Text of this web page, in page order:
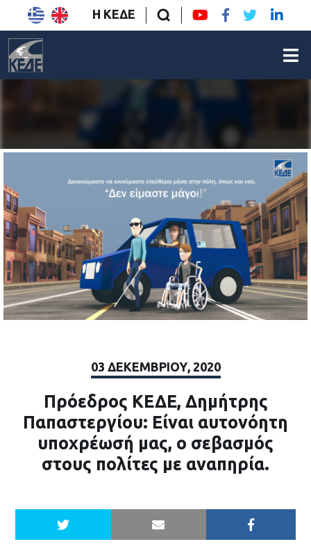
Η ΚΕΔΕ
03 ΔΕΚΕΜΒΡΊΟΥ, 2020
Πρόεδρος ΚΕΔΕ, Δημήτρης
Παπαστεργίου: Είναι αυτονόητη
υποχρέωσή μας, ο σεβασμός
στους πολίτες με αναπηρία.